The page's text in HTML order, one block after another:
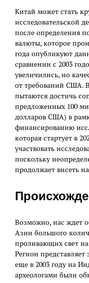
Китай может стать
исследовательской
после определения
валюты, которое
года опубликуют
сравнении с 2003
увеличились, но
от требований США.
пытаются достичь
предложенных 100
долларов США) в
финансированию
которая стартует в
участвовать
поскольку
продолжает висеть
Возможно, нас ждет
Азии большого
проливающих свет
Регион
еще в 2003 году на
археологами были